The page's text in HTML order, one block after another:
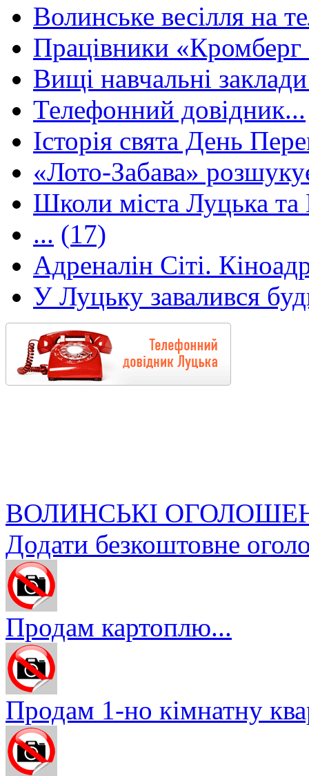
Волинське весілля на
Працівники
Вищі навчальні
Телефонний довідник...
Історія свята День
«Лото-Забава»
Школи міста Луцька та
... (17)
Адреналін Сіті.
У Луцьку завалився
ВОЛИНСЬКІ
Додати безкоштовне
Продам картоплю...
Продам 1-но кімнатну